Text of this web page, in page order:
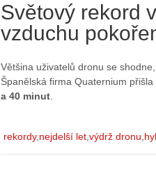
Světový rekord
vzduchu
Většina uživatelů dronu se
Španělská firma Quaternium
a 40 minut
rekordy nejdelší let výdrž dronu